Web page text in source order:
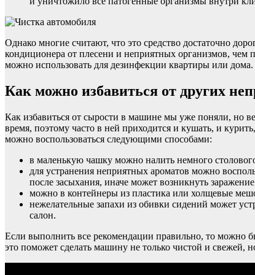
Однако многие считают, что это средство достаточно
кондиционера от плесени и неприятных организмов, чем
можно использовать для дезинфекции квартиры или дома.
Как можно избавиться от других
Как избавиться от сырости в машине мы уже поняли, но
время, поэтому часто в ней приходится и кушать, и
можно воспользоваться следующими способами:
в маленькую чашку можно налить немного
для устранения неприятных ароматов можно
после засыхания, иначе может возникнуть
можно в контейнеры из пластика или холщевые
нежелательные запахи из обивки сидений может
салон.
Если выполнить все рекомендации правильно, то можно
это поможет сделать машину не только чистой и свежей,